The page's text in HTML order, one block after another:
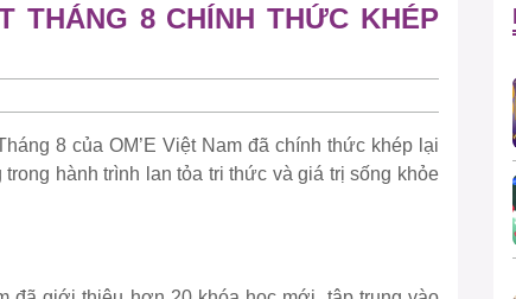
THÁNG 8 CHÍNH THỨC KHÉP
8 của OM’E Việt Nam đã chính thức khép lại
hành trình lan tỏa tri thức và giá trị sống khỏe